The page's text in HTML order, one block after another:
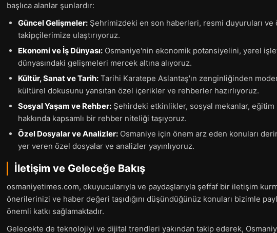
başlıca alanlar şunlardır:
Güncel Gelişmeler: Şehrimizdeki en son haberleri, resmi duyuruları ve
takipçilerimize ulaştırıyoruz.
Ekonomi ve İş Dünyası: Osmaniye'nin ekonomik potansiyelini, yerel
dünyasındaki gelişmeleri mercek altına alıyoruz.
Kültür, Sanat ve Tarih: Tarihi Karatepe Aslantaş'ın zenginliğinden
kültürel dokusunu yansıtan özel içerikler ve rehberler hazırlıyoruz.
Sosyal Yaşam ve Rehber: Şehirdeki etkinlikler, sosyal mekanlar,
hakkında kapsamlı bir rehber niteliği taşıyoruz.
Özel Dosyalar ve Analizler: Osmaniye için önem arz eden konuları
yer veren özel dosyalar ve analizler yayınlıyoruz.
İletişim ve Geleceğe Bakış
osmaniyetimes.com, okuyucularıyla ve paydaşlarıyla şeffaf bir iletişim
önerilerinizi ve haber değeri taşıdığını düşündüğünüz konuları bizimle
önemli katkı sağlamaktadır.
Gelecekte de teknolojiyi ve dijital trendleri yakından takip ederek,